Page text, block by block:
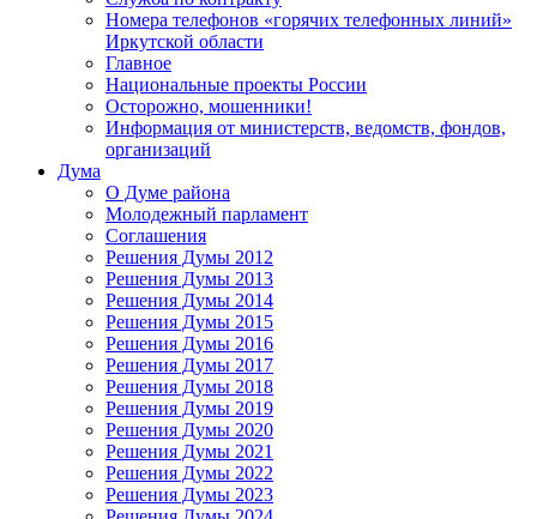
Номера телефонов «горячих телефонных линий»
Иркутской области
Главное
Национальные проекты России
Осторожно, мошенники!
Информация от министерств, ведомств, фондов,
организаций
Дума
О Думе района
Молодежный парламент
Соглашения
Решения Думы 2012
Решения Думы 2013
Решения Думы 2014
Решения Думы 2015
Решения Думы 2016
Решения Думы 2017
Решения Думы 2018
Решения Думы 2019
Решения Думы 2020
Решения Думы 2021
Решения Думы 2022
Решения Думы 2023